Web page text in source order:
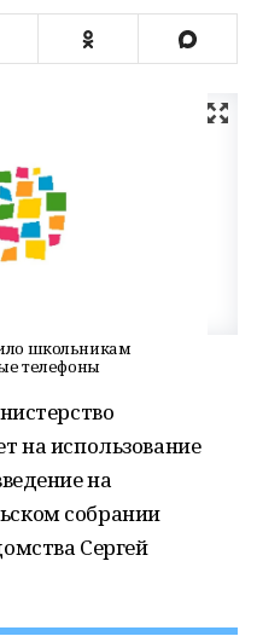
школьникам
телефоны
на использование
на
собрании
Сергей